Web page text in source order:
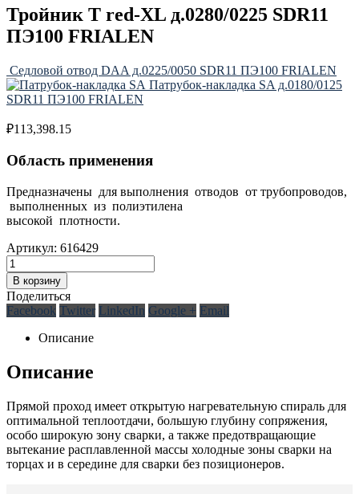
Тройник T red-XL д.0280/0225 SDR11
ПЭ100 FRIALEN
Седловой отвод DAA д.0225/0050 SDR11 ПЭ100 FRIALEN
Патрубок-накладка SA д.0180/0125
SDR11 ПЭ100 FRIALEN
₽113,398.15
Область применения
Предназначены для выполнения отводов от трубопроводов,
выполненных из полиэтилена
высокой плотности.
Артикул: 616429
В корзину
Поделиться
Facebook Twitter LinkedIn Google + Email
Описание
Описание
Прямой проход имеет открытую нагревательную спираль для
оптимальной теплоотдачи, большую глубину сопряжения,
особо широкую зону сварки, а также предотвращающие
вытекание расплавленной массы холодные зоны сварки на
торцах и в середине для сварки без позиционеров.